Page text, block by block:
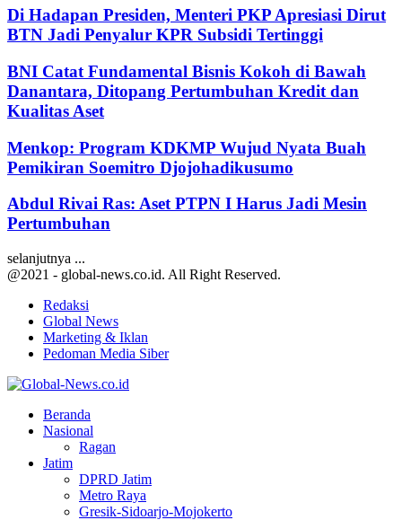
Di Hadapan Presiden, Menteri PKP Apresiasi Dirut
BTN Jadi Penyalur KPR Subsidi Tertinggi
BNI Catat Fundamental Bisnis Kokoh di Bawah
Danantara, Ditopang Pertumbuhan Kredit dan
Kualitas Aset
Menkop: Program KDKMP Wujud Nyata Buah
Pemikiran Soemitro Djojohadikusumo
Abdul Rivai Ras: Aset PTPN I Harus Jadi Mesin
Pertumbuhan
selanjutnya ...
@2021 - global-news.co.id. All Right Reserved.
Redaksi
Global News
Marketing & Iklan
Pedoman Media Siber
Beranda
Nasional
Ragan
Jatim
DPRD Jatim
Metro Raya
Gresik-Sidoarjo-Mojokerto